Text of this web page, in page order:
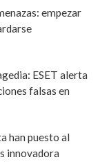
empezar
ESET alerta
falsas en
han puesto al
innovadora